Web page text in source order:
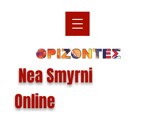
Nea Smyrni
Online